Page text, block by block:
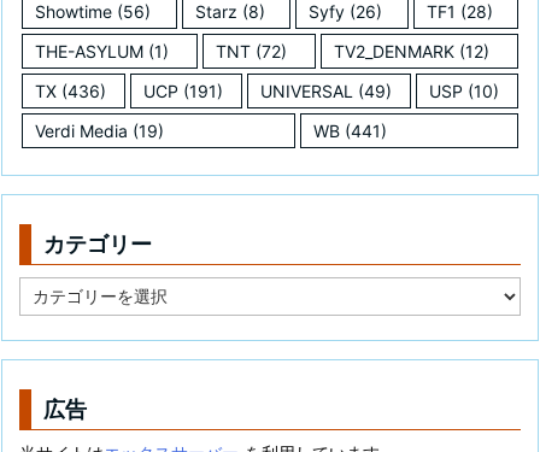
Showtime (56) Starz (8) Syfy (26) TF1 (28)
THE-ASYLUM (1) TNT (72) TV2_DENMARK (12)
TX (436) UCP (191) UNIVERSAL (49) USP (10)
Verdi Media (19) WB (441)
カテゴリー
テ
リ
広告